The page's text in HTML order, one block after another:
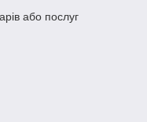
або послуг